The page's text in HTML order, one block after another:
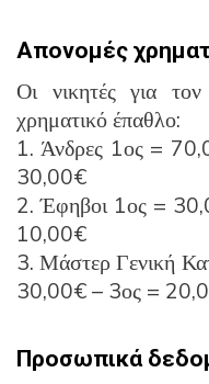
Απονομές
Οι νικητές για
χρηματικό έπαθλο:
1. Άνδρες 1ος =
30,00€
2. Έφηβοι 1ος =
10,00€
3. Μάστερ Γενική
30,00€ – 3ος =
Προσωπικά